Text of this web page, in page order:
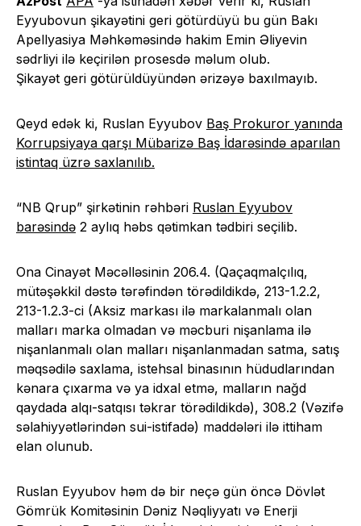
Eyyubovun şikayətini geri götürdüyü bu gün Bakı
Apellyasiya Məhkəməsində hakim Emin Əliyevin
sədrliyi ilə keçirilən prosesdə məlum olub.
Şikayət geri götürüldüyündən ərizəyə baxılmayıb.
Qeyd edək ki, Ruslan Eyyubov Baş Prokuror yanında
Korrupsiyaya qarşı Mübarizə Baş İdarəsində aparılan
istintaq üzrə saxlanılıb.
“NB Qrup” şirkətinin rəhbəri Ruslan Eyyubov
barəsində 2 aylıq həbs qətimkan tədbiri seçilib.
Ona Cinayət Məcəlləsinin 206.4. (Qaçaqmalçılıq,
mütəşəkkil dəstə tərəfindən törədildikdə, 213-1.2.2,
213-1.2.3-ci (Aksiz markası ilə markalanmalı olan
malları marka olmadan və məcburi nişanlama ilə
nişanlanmalı olan malları nişanlanmadan satma, satış
məqsədilə saxlama, istehsal binasının hüdudlarından
kənara çıxarma və ya idxal etmə, malların nağd
qaydada alqı-satqısı təkrar törədildikdə), 308.2 (Vəzifə
səlahiyyətlərindən sui-istifadə) maddələri ilə ittiham
elan olunub.
Ruslan Eyyubov həm də bir neçə gün öncə Dövlət
Gömrük Komitəsinin Dəniz Nəqliyyatı və Enerji